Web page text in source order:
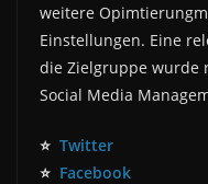
weitere
Einstellungen. Eine
die Zielgruppe wurde
Social Media
⭐ Twitter
⭐ Facebook